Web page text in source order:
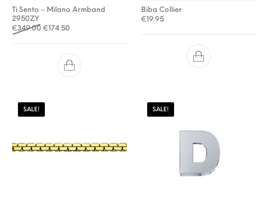
Ti Sento – Milano Armband
2950ZY
€349.00 Oorspronkelijke prijs was: €349.00.
€174.50
Biba Collier
€19.95
SALE! SALE!